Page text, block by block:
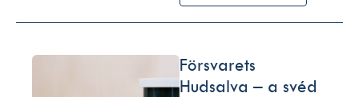
Försvarets
Hudsalva – a svéd